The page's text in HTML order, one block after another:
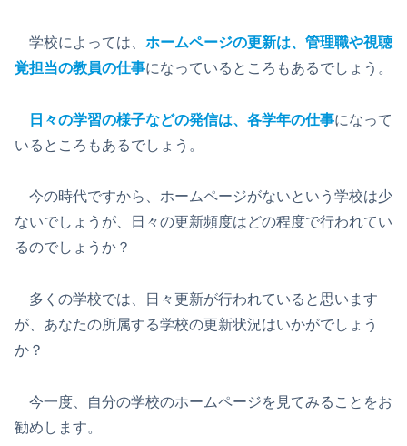
学校によっては、 ホームページの更新は、管理職や視聴
覚担当の教員の仕事になっているところもあるでしょう。
日々の学習の様子などの発信は、各学年の仕事になって
いるところもあるでしょう。
今の時代ですから、ホームページがないという学校は少
ないでしょうが、日々の更新頻度はどの程度で行われてい
るのでしょうか？
多くの学校では、日々更新が行われていると思います
が、あなたの所属する学校の更新状況はいかがでしょう
か？
今一度、自分の学校のホームページを見てみることをお
勧めします。